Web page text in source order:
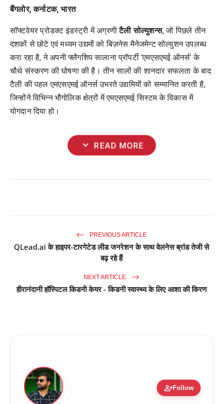
बैंगलोर, कर्नाटक, भारत
सॉफ्टवेयर प्रोडक्ट इंडस्ट्री में अग्रणीटैलीसोल्युशन्स, जो पिछले तीन
दशकों से छोटे एवं मध्यम उद्यमों को बिज़नेस मैनेजमेन्ट सोल्युशन उपलब्ध
करा रहा है, ने अपनी फ्लैगशिप सालाना प्रॉपर्टी ‘एमएसएमई ऑनर्स’ के
चौथे संस्करण की घोषणा की है। तीन सालों की शानदार सफलता के बाद
टैली की पहल एमएसएमई ऑनर्स उभरते उद्यमियों को सम्मानित करती है,
जिन्होंने विभिन्न भौगोलिक क्षेत्रों में एमएसएमई सिस्टम के विकास में
योगदान दिया हो।
expand_more READ MORE
PREVIOUS ARTICLE
QLead.ai के हाइपर-टारगेटेड लीड जनरेशन के साथ वेलनेस ब्रांड तेजी से
बढ़ रहे हैं
NEXT ARTICLE
हीरानंदानी हॉस्पिटल किडनी केयर - किडनी स्वास्थ्य के लिए आशा की किरण
person_addFollow